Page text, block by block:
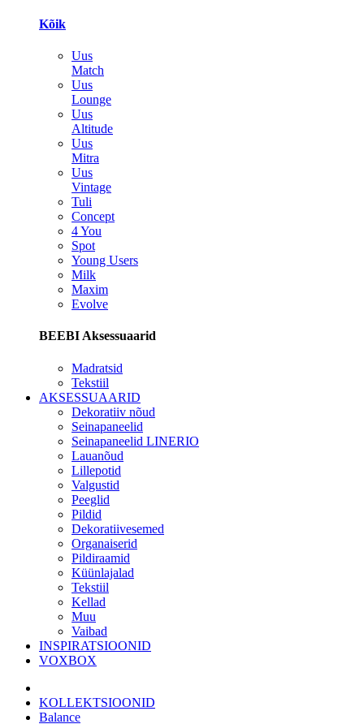
Kõik
Uus
Match
Uus
Lounge
Uus
Altitude
Uus
Mitra
Uus
Vintage
Tuli
Concept
4 You
Spot
Young Users
Milk
Maxim
Evolve
BEEBI Aksessuaarid
Madratsid
Tekstiil
AKSESSUAARID
Dekoratiiv nõud
Seinapaneelid
Seinapaneelid LINERIO
Lauanõud
Lillepotid
Valgustid
Peeglid
Pildid
Dekoratiivesemed
Organaiserid
Pildiraamid
Küünlajalad
Tekstiil
Kellad
Muu
Vaibad
INSPIRATSIOONID
VOXBOX
KOLLEKTSIOONID
Balance